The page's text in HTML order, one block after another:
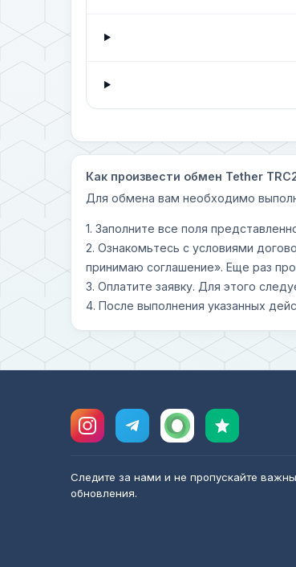
Как произвести обмен Tether
Для обмена вам необходимо
1. Заполните все поля
2. Ознакомьтесь с условиями
принимаю соглашение». Еще раз
3. Оплатите заявку. Для этого
4. После выполнения указанных
Следите за нами и не пропускайте
обновления.